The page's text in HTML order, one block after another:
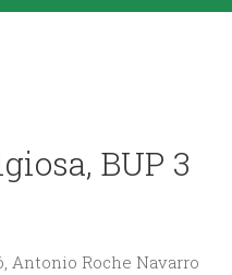
BUP 3
Antonio Roche Navarro